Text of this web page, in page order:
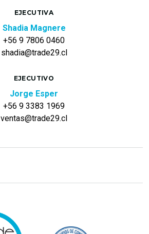
EJECUTIVA
Shadia Magnere
+56 9 7806 0460
shadia@trade29.cl
EJECUTIVO
Jorge Esper
+56 9 3383 1969
ventas@trade29.cl